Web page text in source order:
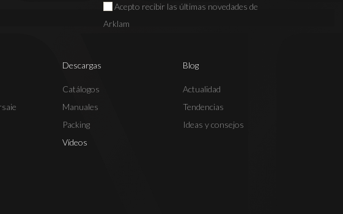
Acepto recibir las últimas novedades de
Arklam
Descargas
Catálogos
Manuales
Packing
Vídeos
Blog
Actualidad
Tendencias
Ideas y consejos